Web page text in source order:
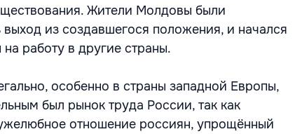
Жители Молдовы были
из создавшегося положения, и начался
работу в другие страны.
особенно в страны западной Европы,
был рынок труда России, так как
отношение россиян, упрощённый